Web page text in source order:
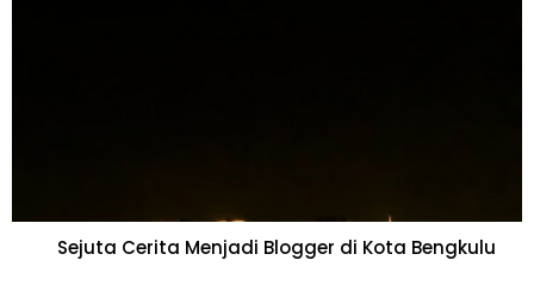
Sejuta Cerita Menjadi Blogger di Kota Bengkulu